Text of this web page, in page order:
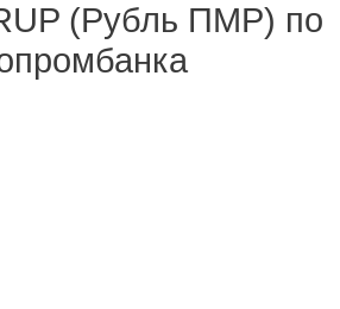
(Рубль ПМР) по